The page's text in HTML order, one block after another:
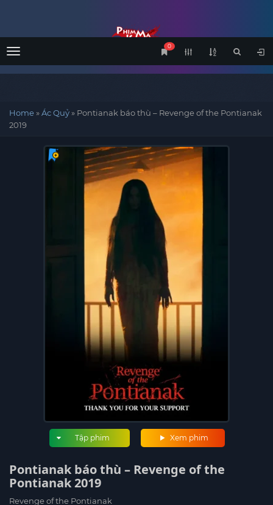
Menu
0
Home»Ác Quỷ» Pontianak báo thù – Revenge of the Pontianak
2019
Xem phim
Tập phim
Pontianak báo thù – Revenge of the
Pontianak 2019
Revenge of the Pontianak